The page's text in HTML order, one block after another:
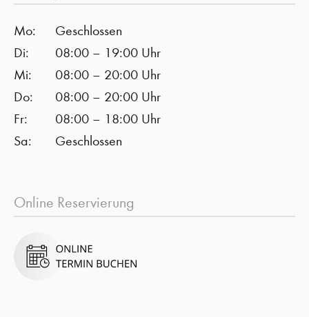
Mo:
Geschlossen
Di:
08:00 – 19:00 Uhr
Mi:
08:00 – 20:00 Uhr
Do:
08:00 – 20:00 Uhr
Fr:
08:00 – 18:00 Uhr
Sa:
Geschlossen
Online Reservierung